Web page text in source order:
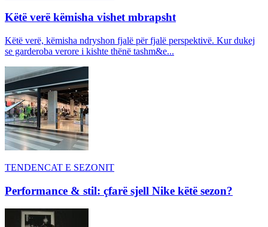
Këtë verë këmisha vishet mbrapsht
Këtë verë, këmisha ndryshon fjalë për fjalë perspektivë. Kur dukej
se garderoba verore i kishte thënë tashm&e...
TENDENCAT E SEZONIT
Performance & stil: çfarë sjell Nike këtë sezon?